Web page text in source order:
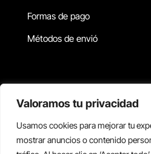
Valoramos tu privacidad
Usamos cookies para mejorar tu
mostrar anuncios o contenido
Formas de pago
Métodos de envió
Copyright © 2026 Reisix. Todos